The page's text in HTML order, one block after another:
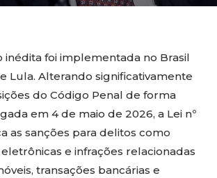
inédita foi implementada no Brasil
Lula. Alterando significativamente
do Código Penal de forma
em 4 de maio de 2026, a Lei nº
as sanções para delitos como
e infrações relacionadas
transações bancárias e